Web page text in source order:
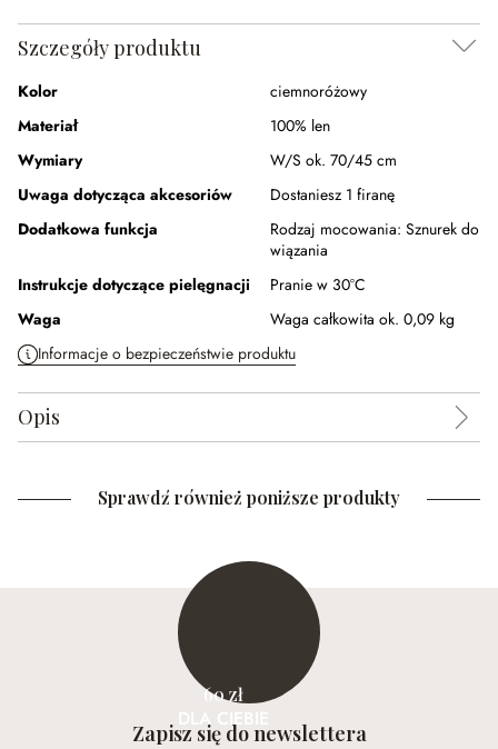
Szczegóły produktu
Kolor
ciemnoróżowy
Materiał
100% len
Wymiary
W/S ok. 70/45 cm
Uwaga dotycząca akcesoriów
Dostaniesz 1 firanę
Dodatkowa funkcja
Rodzaj mocowania: Sznurek do
wiązania
Instrukcje dotyczące pielęgnacji
Pranie w 30°C
Waga
Waga całkowita ok. 0,09 kg
Informacje o bezpieczeństwie produktu
Opis
Sprawdź również poniższe produkty
60 zł
DLA CIEBIE
Zapisz się do newslettera